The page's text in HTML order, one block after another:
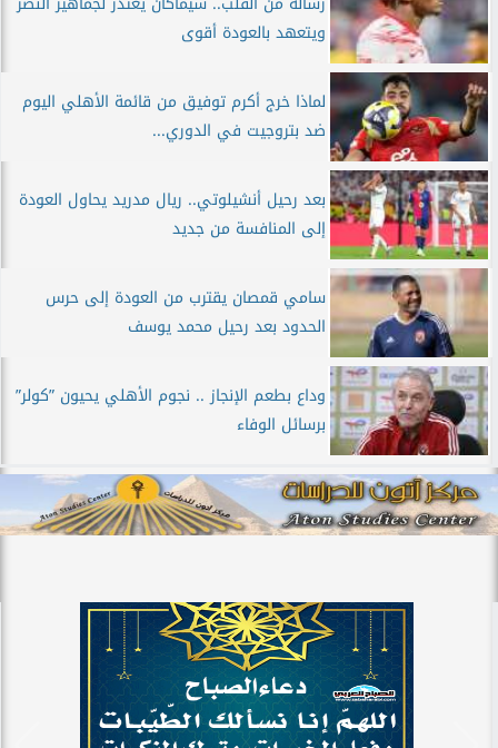
ويتعهد بالعودة أقوى
لماذا خرج أكرم توفيق من قائمة الأهلي اليوم
ضد بتروجيت في الدوري...
بعد رحيل أنشيلوتي.. ريال مدريد يحاول العودة
إلى المنافسة من جديد
سامي قمصان يقترب من العودة إلى حرس
الحدود بعد رحيل محمد يوسف
وداع بطعم الإنجاز .. نجوم الأهلي يحيون ”كولر”
برسائل الوفاء